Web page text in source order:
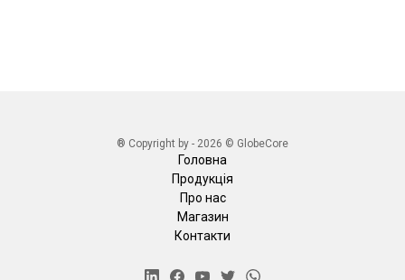
Головна
Продукція
Про нас
Магазин
Контакти
® Copyright by - 2026 © GlobeCore